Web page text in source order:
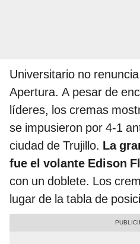
Universitario no
Apertura. A pesar de
líderes, los cremas
se impusieron por 4-1
ciudad de Trujillo. La
fue el volante Edison
con un doblete. Los
lugar de la tabla de